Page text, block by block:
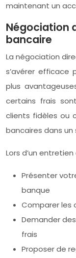
maintenant un
Négociation
bancaire
La négociation
s’avérer efficace
plus
certains frais
clients fidèles ou
bancaires dans
Lors d’un
Présenter
banque
Comparer les
Demander
frais
Proposer de